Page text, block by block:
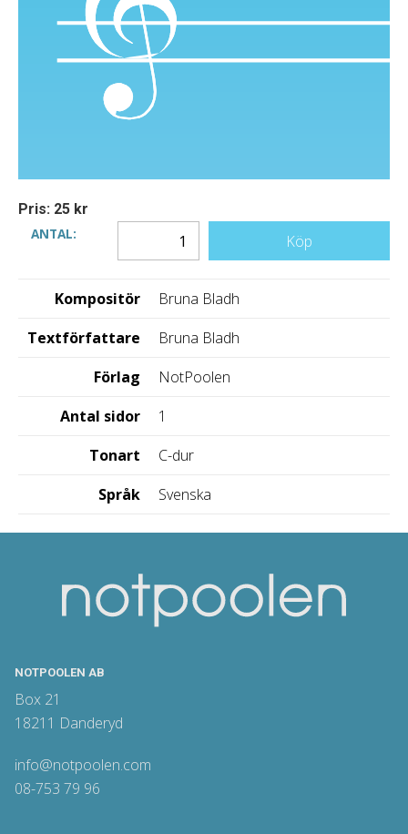
Pris: 25 kr
ANTAL:
Köp
Kompositör
Bruna Bladh
Textförfattare
Bruna Bladh
Förlag
NotPoolen
Antal sidor
1
Tonart
C-dur
Språk
Svenska
NOTPOOLEN AB
Box 21
18211 Danderyd
info@notpoolen.com
08-753 79 96